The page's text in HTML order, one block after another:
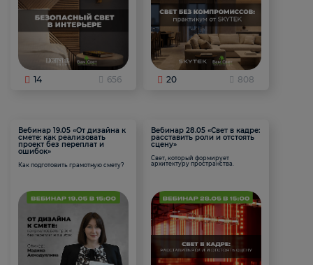
14 656 20 808
Вебинар 19.05 «От дизайна к
смете: как реализовать
проект без переплат и
ошибок»
Как подготовить грамотную смету?
Вебинар 28.05 «Свет в кадре:
расставить роли и отстоять
сцену»
Свет, который формирует
архитектуру пространства.